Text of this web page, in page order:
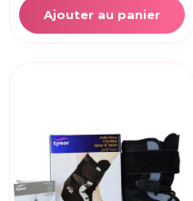
Ajouter au panier